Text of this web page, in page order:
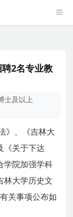
2名专业教
士及以上
》、《吉林大
《关于下达
学院加强学科
林大学历史文
关事项公布如